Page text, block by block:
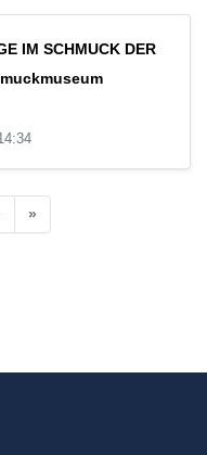
IM SCHMUCK DER
»